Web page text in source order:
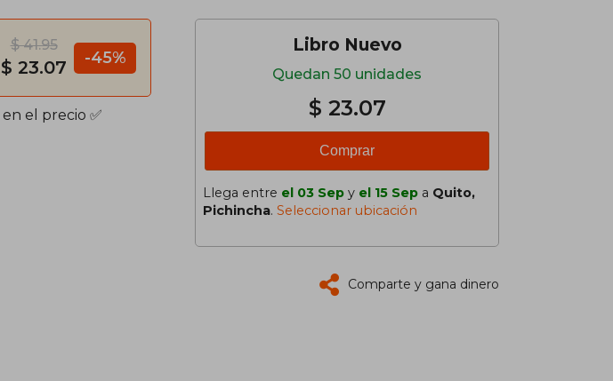
$ 41.95
$ 23.07 -45%
el precio ✅
Libro Nuevo
Quedan 50 unidades
$ 23.07
Comprar
Llega entre el 03 Sep y el 15 Sep a Quito,
Pichincha. Seleccionar ubicación
Comparte y gana dinero